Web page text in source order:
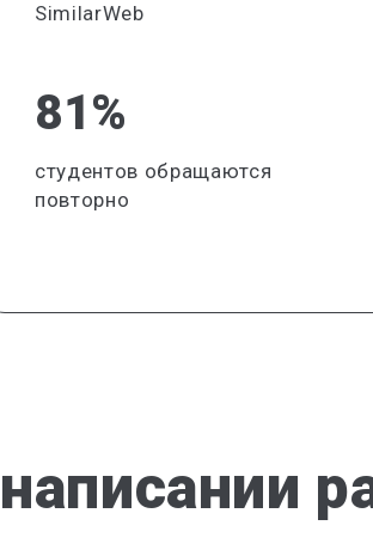
SimilarWeb
81%
студентов обращаются
повторно